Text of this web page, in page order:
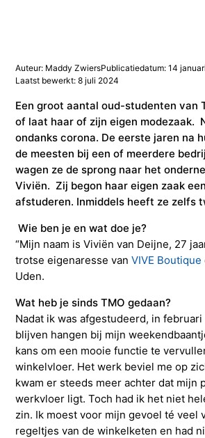
INretail Entrepreneur Award
Studiefinanciering
Algemene voorwaarden
Op kamers in Doorn
Studentenvereniging
Doorstromen van MBO naar
DevelopmentLAB
Contactpersonen
Studieadvisering
Algemene voorwaarden
Op kamers in Doorn
Studentenvereniging
Doorstromen van MBO naar
Let’s stay in touch
Vacatures in fashion
Werken bij TMO
Stagebedrijven
Samenwerkingspartners
Contact
Mijn TMO
Auteur: Maddy ZwiersPublicatiedatum: 14
Laatst bewerkt: 8 juli 2024
Een groot aantal oud-studenten van
of laat haar of zijn eigen modezaak.
ondanks corona. De eerste jaren na
de meesten bij een of meerdere
wagen ze de sprong naar het
Viviën. Zij begon haar eigen zaak
afstuderen. Inmiddels heeft ze zelfs
Wie ben je en wat doe je?
“Mijn naam is Viviën van Deijne, 27
trotse eigenaresse vanVIVE Boutique
Uden.
Wat heb je sinds TMO gedaan?
Nadat ik was afgestudeerd, in februari
blijven hangen bij mijn
kans om een mooie functie te
winkelvloer. Het werk beviel me op
kwam er steeds meer achter dat mijn
werkvloer ligt. Toch had ik het niet
zin. Ik moest voor mijn gevoel té veel
regeltjes van de winkelketen en had